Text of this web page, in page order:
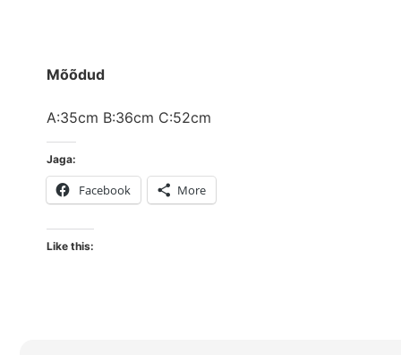
Mõõdud
A:35cm B:36cm C:52cm
Jaga:
Facebook More
Like this: